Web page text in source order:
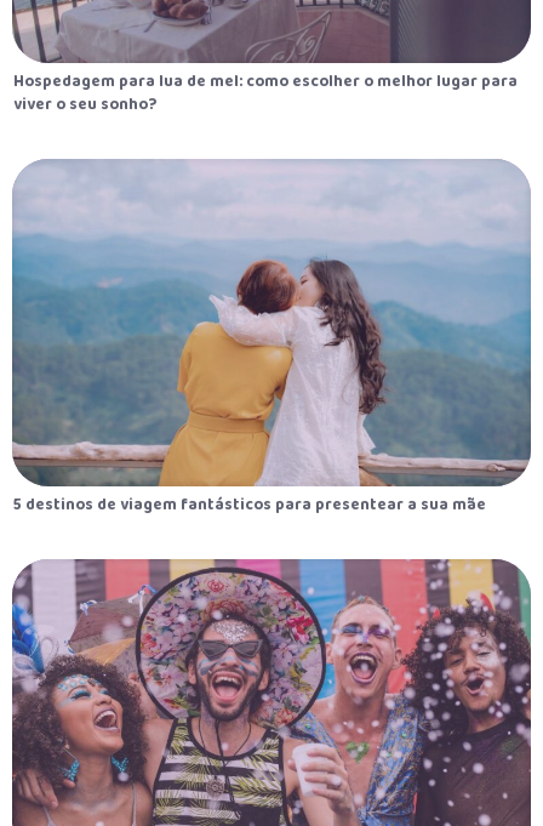
Hospedagem para lua de mel: como escolher o melhor lugar para
viver o seu sonho?
5 destinos de viagem fantásticos para presentear a sua mãe